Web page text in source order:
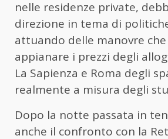
nelle residenze private,
direzione in tema di
attuando delle manovre
appianare i prezzi degli
La Sapienza e Roma degli
realmente a misura degli
Dopo la notte passata in
anche il confronto con la